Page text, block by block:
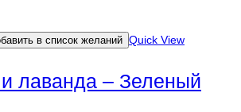
в список желаний Quick View
и лаванда – Зеленый